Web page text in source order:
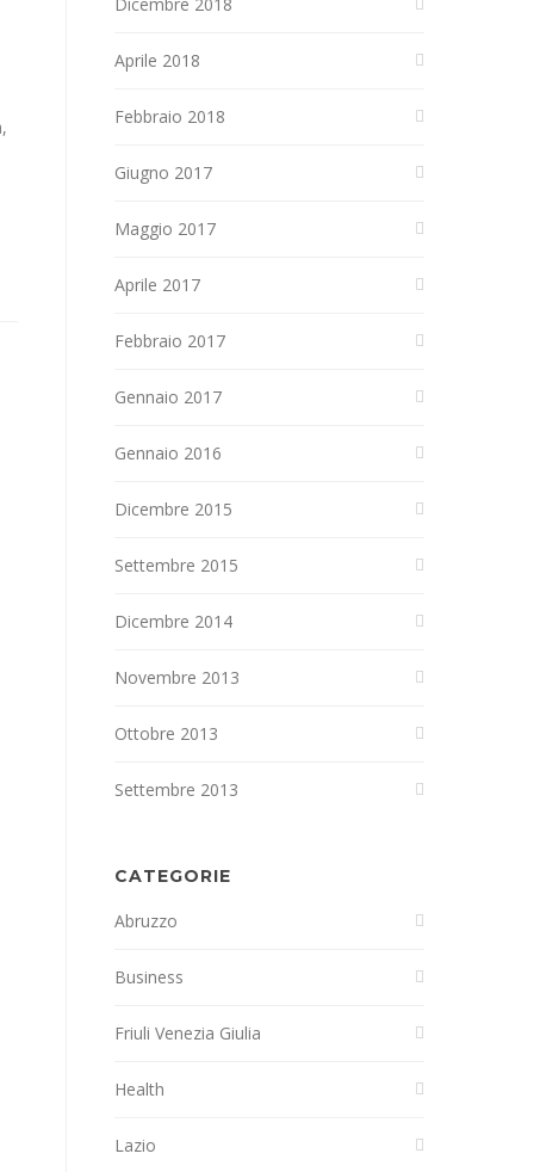
Aprile 2018
Febbraio 2018
Giugno 2017
Maggio 2017
Aprile 2017
Febbraio 2017
Gennaio 2017
Gennaio 2016
Dicembre 2015
Settembre 2015
Dicembre 2014
Novembre 2013
Ottobre 2013
Settembre 2013
CATEGORIE
Abruzzo
Business
Friuli Venezia Giulia
Health
Lazio